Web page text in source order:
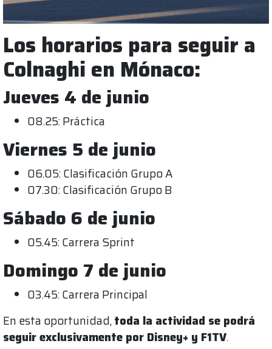
Los horarios para seguir a
Colnaghi en Mónaco:
Jueves 4 de junio
08.25: Práctica
Viernes 5 de junio
06.05: Clasificación Grupo A
07.30: Clasificación Grupo B
Sábado 6 de junio
05.45: Carrera Sprint
Domingo 7 de junio
03.45: Carrera Principal
En esta oportunidad,toda la actividad se podrá
seguir exclusivamente por Disney+ y F1TV.